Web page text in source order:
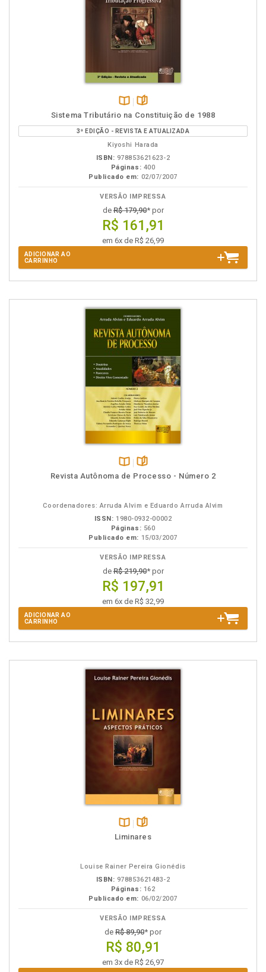
Disponível
na
B.V.
páginas
Sistema Tributário na Constituição de 1988
3ª EDIÇÃO - REVISTA E ATUALIZADA
Kiyoshi Harada
ISBN: 978853621623-2
Páginas: 400
Publicado em: 02/07/2007
VERSÃO IMPRESSA
deR$ 179,90* por
R$ 161,91
em 6x de R$ 26,99
ADICIONAR AO
CARRINHO
Disponível
páginas
Revista Autônoma de Processo - Número 2
Coordenadores: Arruda Alvim e Eduardo Arruda Alvim
ISSN: 1980-0932-00002
Páginas: 560
Publicado em: 15/03/2007
VERSÃO IMPRESSA
deR$ 219,90* por
R$ 197,91
em 6x de R$ 32,99
ADICIONAR AO
CARRINHO
Disponível
páginas
Liminares
Louise Rainer Pereira Gionédis
ISBN: 978853621483-2
Páginas: 162
Publicado em: 06/02/2007
VERSÃO IMPRESSA
de R$ 89,90* por
R$ 80,91
em 3x de R$ 26,97